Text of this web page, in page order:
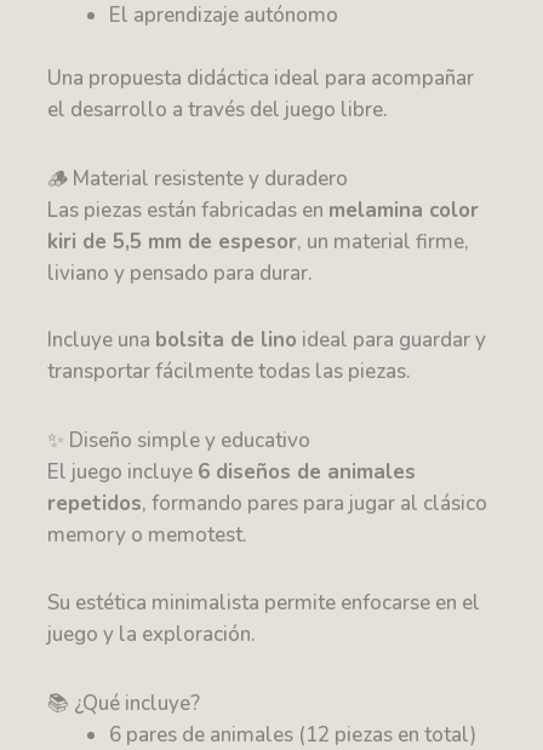
El aprendizaje autónomo
Una propuesta didáctica ideal para acompañar
el desarrollo a través del juego libre.
🪵 Material resistente y duradero
Las piezas están fabricadas en melamina color
kiri de 5,5 mm de espesor, un material firme,
liviano y pensado para durar.
Incluye una bolsita de lino ideal para guardar y
transportar fácilmente todas las piezas.
✨ Diseño simple y educativo
El juego incluye 6 diseños de animales
repetidos, formando pares para jugar al clásico
memory o memotest.
Su estética minimalista permite enfocarse en el
juego y la exploración.
📚 ¿Qué incluye?
6 pares de animales (12 piezas en total)